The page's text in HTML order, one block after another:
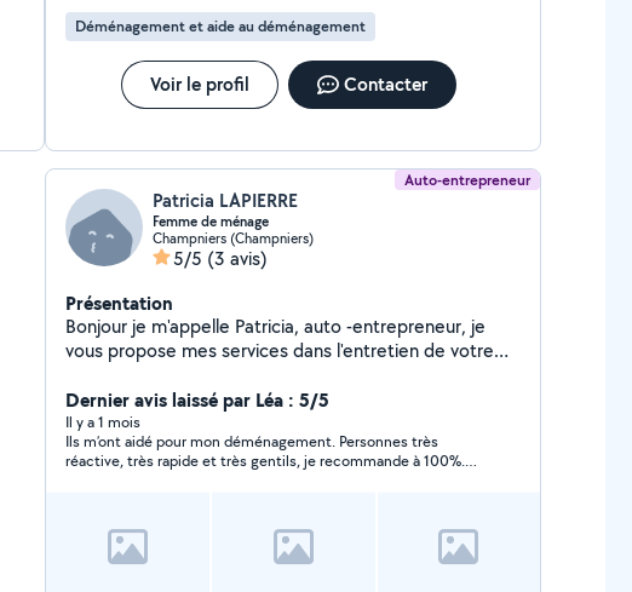
Déménagement et aide au déménagement
Voir le profil Contacter
Auto-entrepreneur
Patricia LAPIERRE
Femme de ménage
Champniers (Champniers)
5/5 (3 avis)
Présentation
Bonjour je m'appelle Patricia, auto -entrepreneur, je
vous propose mes services dans l'entretien de votre
vous avez besoin de courses ou de vous rendre à un
rendez-vous médical. Je suis dynamique , discrète et
aime le travail bien fait Si vous avez besoin de plus
d'informations, n'hésitez pas à me contacter pour en
Dernier avis laissé par Léa : 5/5
Il y a 1 mois
Ils m’ont aidé pour mon déménagement. Personnes très
réactive, très rapide et très gentils, je recommande à 100%.